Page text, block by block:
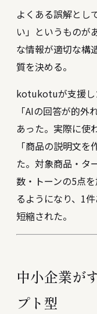
よくある誤解とし
い」というものが
な情報が適切な構
質を決める。
kotukotuが支援し
「AIの回答が的
あった。実際に使
「商品の説明文
た。対象商品・タ
数・トーンの5点
るようになり、1
短縮された。
中小企業が
プト型